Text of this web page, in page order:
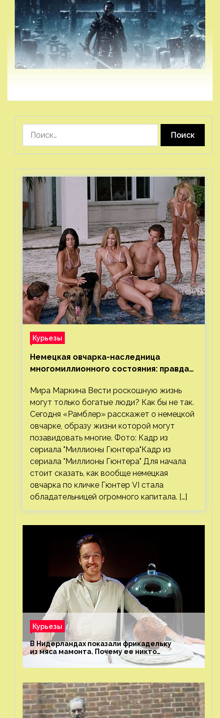
Курьезы
Немецкая овчарка-наследница
многомиллионного состояния: правда
Мира Маркина Вести роскошную жизнь
могут только богатые люди? Как бы не так.
Сегодня «Рамблер» расскажет о немецкой
овчарке, образу жизни которой могут
позавидовать многие. Фото: Кадр из
сериала "Миллионы Гюнтера"Кадр из
сериала "Миллионы Гюнтера" Для начала
стоит сказать, как вообще немецкая
овчарка по кличке Гюнтер VI стала
обладательницей огромного капитала. […]
Курьезы
В Нидерландах показали фрикадельку
из мяса мамонта. Почему ее никто